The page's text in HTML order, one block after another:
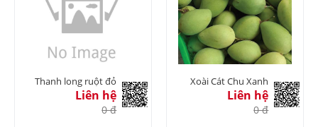
Thanh long ruột đỏ
Liên hệ
0 đ
Xoài Cát Chu Xanh
Liên hệ
0 đ